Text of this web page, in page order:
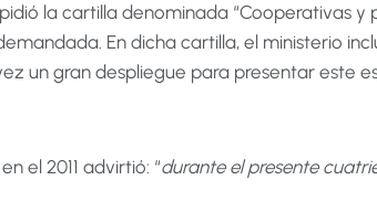
la cartilla denominada “Cooperativas
En dicha cartilla, el ministerio
un gran despliegue para presentar este
el 2011 advirtió: “durante el presente